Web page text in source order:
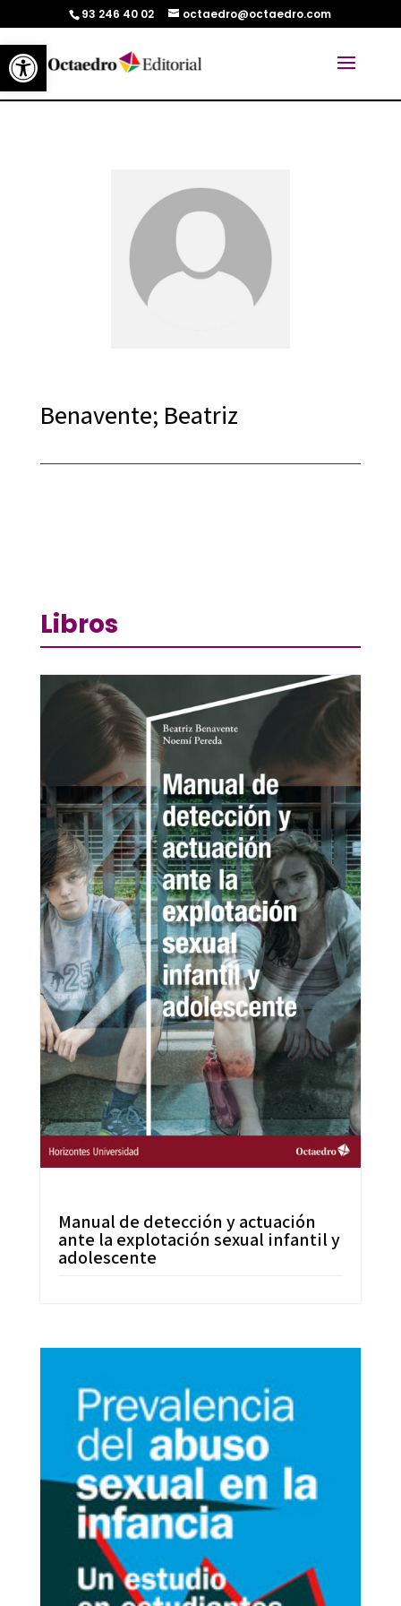
Abrir barra de herramientas
93 246 40 02 octaedro@octaedro.com
Benavente; Beatriz
Libros
Manual de detección y actuación
ante la explotación sexual infantil y
adolescente